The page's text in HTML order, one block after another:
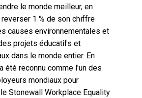
le monde meilleur, en
reverser 1 % de son chiffre
causes environnementales et
projets éducatifs et
dans le monde entier. En
été reconnu comme l'un des
mondiaux pour
Stonewall Workplace Equality